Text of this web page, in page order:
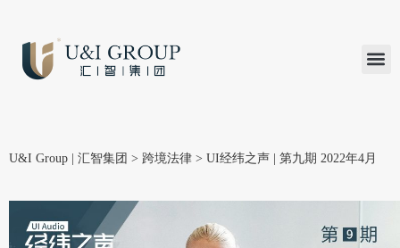
U&I Group | 汇智集团 > 跨境法律 > UI经纬之声 | 第九期 2022年4月